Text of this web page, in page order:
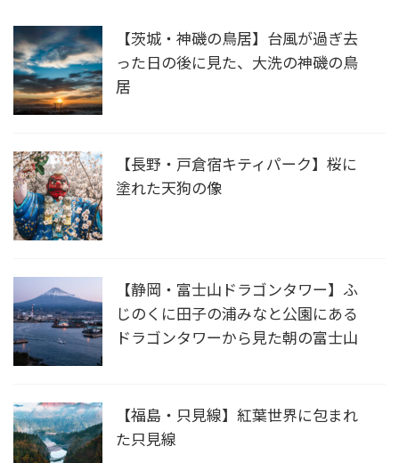
【茨城・神磯の鳥居】台風が過ぎ去
った日の後に見た、大洗の神磯の鳥
居
【長野・戸倉宿キティパーク】桜に
塗れた天狗の像
【静岡・富士山ドラゴンタワー】ふ
じのくに田子の浦みなと公園にある
ドラゴンタワーから見た朝の富士山
【福島・只見線】紅葉世界に包まれ
た只見線